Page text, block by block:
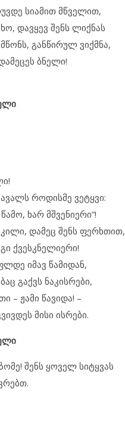
სიამით მწველით,
დავყევ შენს ლიქნას
განწირულ ვიქმნა,
ბნელი!
როდისმე ვეტყვი:
ხარ მშვენიერი”!
დამეც შენს ფერხთით,
ქვესკნელიერი!
იმავ წამიდან,
გაქვს ნაკისრები,
– ჟამი წავიდა! –
მისი ისრები.
შენს ყოველ სიტყვას